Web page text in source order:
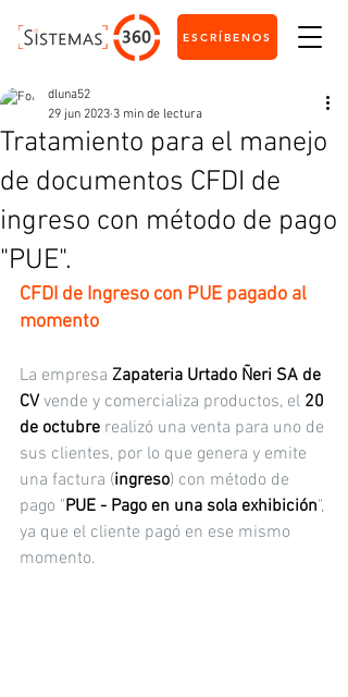
ESCRÍBENOS
Tratamiento para el manejo
de documentos CFDI de
ingreso con método de pago
"PUE".
dluna52
29 jun 2023 3 min de lectura
CFDI de Ingreso con PUE pagado al
momento
La empresa Zapateria Urtado Ñeri SA de
CV vende y comercializa productos, el 20
de octubre realizó una venta para uno de
sus clientes, por lo que genera y emite
una factura (ingreso) con método de
pago "PUE - Pago en una sola exhibición",
ya que el cliente pagó en ese mismo
momento.